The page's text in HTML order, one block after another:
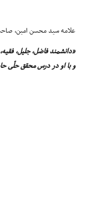
علامه سید محسن امین،
«دانشمند فاضل، جلیل،
و با او در درس محقق حلّى